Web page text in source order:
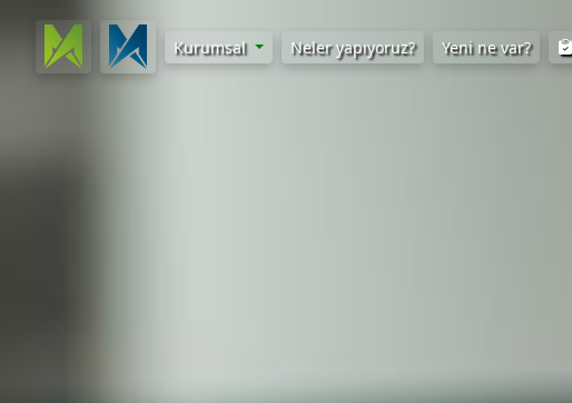
Kurumsal Neler yapıyoruz? Yeni ne var?